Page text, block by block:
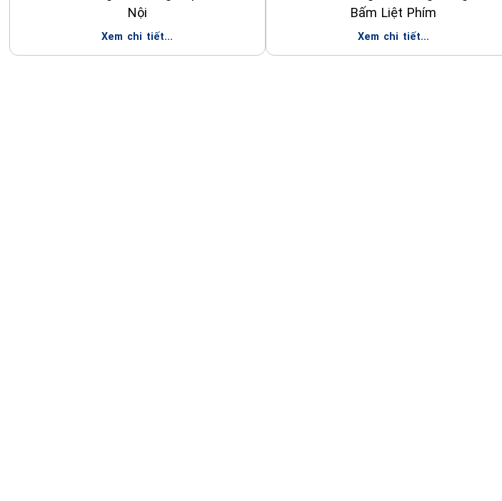
Nội
Xem chi tiết...
Bấm Liệt Phím
Xem chi tiết...